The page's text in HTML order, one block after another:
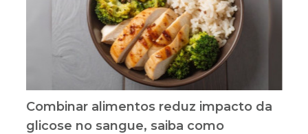
Combinar alimentos reduz impacto da
glicose no sangue, saiba como